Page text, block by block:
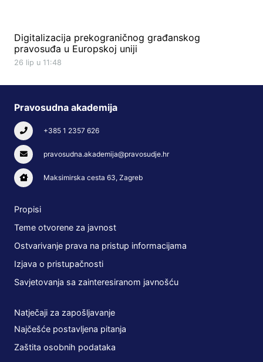
Digitalizacija prekograničnog građanskog
pravosuđa u Europskoj uniji
26 lip u 11:48
Pravosudna akademija
+385 1 2357 626
pravosudna.akademija@pravosudje.hr
Maksimirska cesta 63, Zagreb
Propisi
Teme otvorene za javnost
Ostvarivanje prava na pristup informacijama
Izjava o pristupačnosti
Savjetovanja sa zainteresiranom javnošću
Natječaji za zapošljavanje
Najčešće postavljena pitanja
Zaštita osobnih podataka